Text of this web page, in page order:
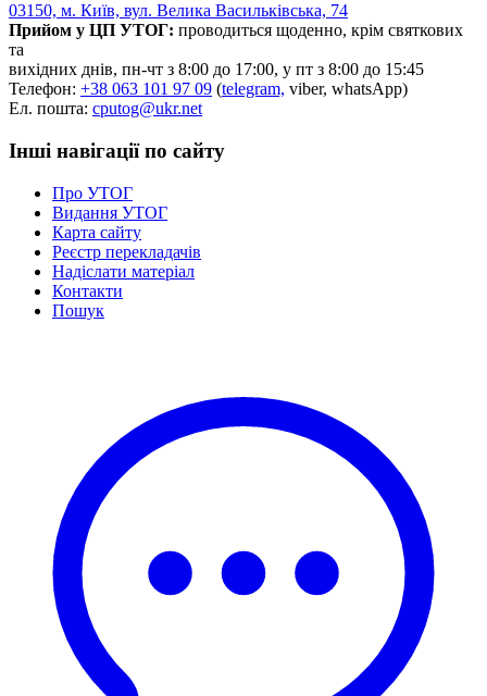
03150, м. Київ, вул. Велика Васильківська, 74
Прийом у ЦП УТОГ: проводиться щоденно, крім святкових
та
вихідних днів, пн-чт з 8:00 до 17:00, у пт з 8:00 до 15:45
Телефон: +38 063 101 97 09 (telegram, viber, whatsApp)
Ел. пошта: cputog@ukr.net
Інші навігації по сайту
Про УТОГ
Видання УТОГ
Карта сайту
Реєстр перекладачів
Надіслати матеріал
Контакти
Пошук